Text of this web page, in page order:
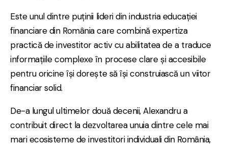
Este unul dintre puținii lideri din industria educației
financiare din România care combină expertiza
practică de investitor activ cu abilitatea de a traduce
informațiile complexe în procese clare și accesibile
pentru oricine își dorește să își construiască un viitor
financiar solid.
De-a lungul ultimelor două decenii, Alexandru a
contribuit direct la dezvoltarea unuia dintre cele mai
mari ecosisteme de investitori individuali din România,